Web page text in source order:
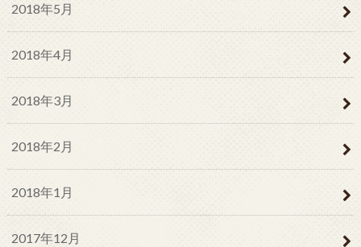
2018年5月
2018年4月
2018年3月
2018年2月
2018年1月
2017年12月